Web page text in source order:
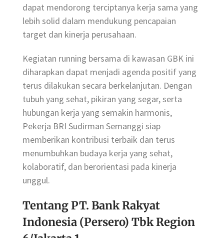
dapat mendorong terciptanya kerja sama yang
lebih solid dalam mendukung pencapaian
target dan kinerja perusahaan.
Kegiatan running bersama di kawasan GBK ini
diharapkan dapat menjadi agenda positif yang
terus dilakukan secara berkelanjutan. Dengan
tubuh yang sehat, pikiran yang segar, serta
hubungan kerja yang semakin harmonis,
Pekerja BRI Sudirman Semanggi siap
memberikan kontribusi terbaik dan terus
menumbuhkan budaya kerja yang sehat,
kolaboratif, dan berorientasi pada kinerja
unggul.
Tentang PT. Bank Rakyat
Indonesia (Persero) Tbk Region